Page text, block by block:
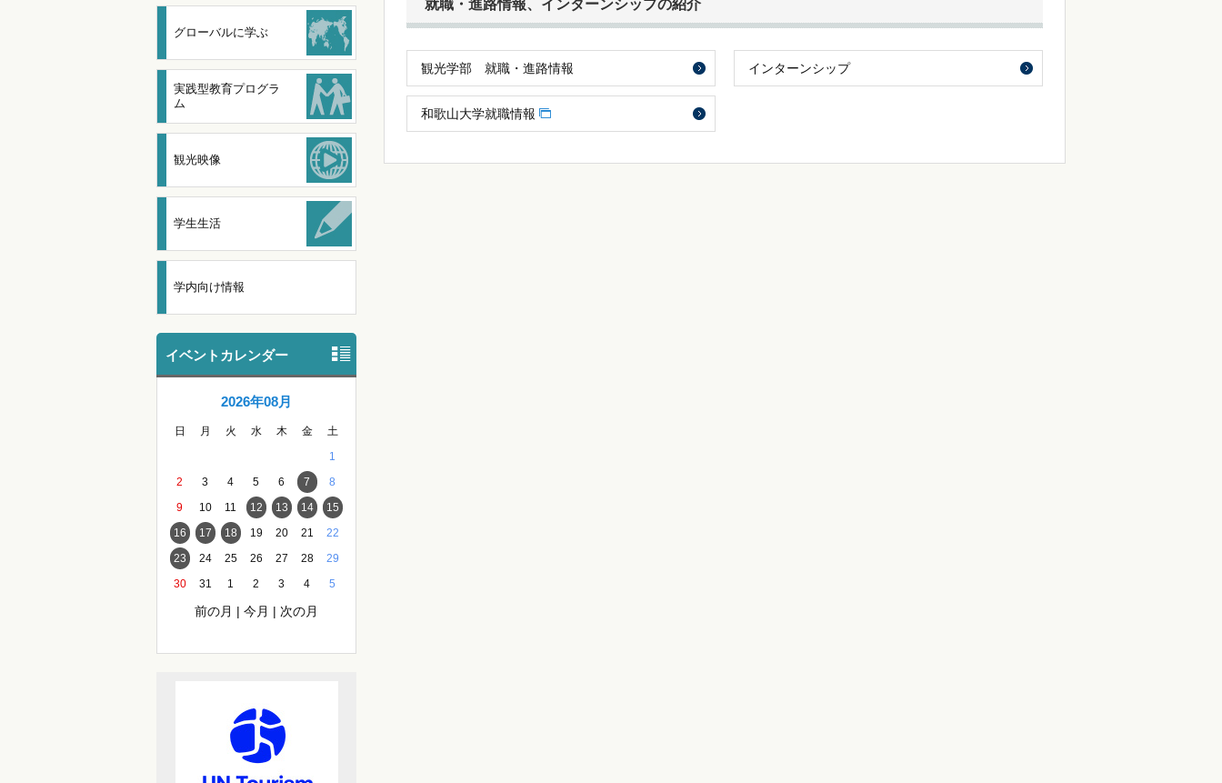
就職・進路情報、インターンシップの紹介
観光学部 就職・進路情報 インターンシップ
和歌山大学就職情報
グローバルに学ぶ
実践型教育プログラ
ム
観光映像
学生生活
学内向け情報
イベントカレンダー
2026年08月
日 月 火 水 木 金
土
1
2
3 4 5 6 7
8
9
10 11 12 13 14
15
16
17 18 19 20 21
22
23
24 25 26 27 28
29
30
31 1 2 3 4 5
前の月 | 今月 | 次の月